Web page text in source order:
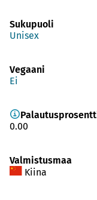
Sukupuoli
Unisex
Vegaani
Ei
0.00
Valmistusmaa
Kiina